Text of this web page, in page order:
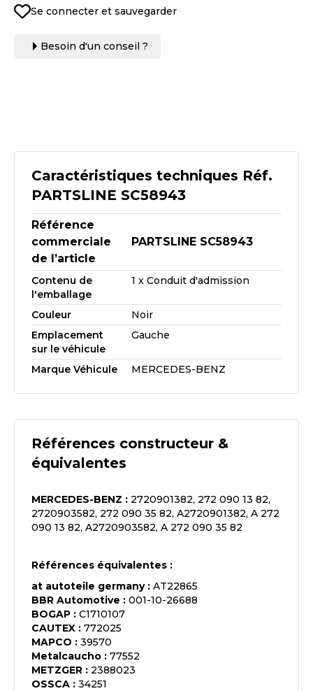
Caractéristiques techniques Réf.
PARTSLINE SC58943
Référence
commerciale
de l’article
PARTSLINE SC58943
Contenu de
l'emballage
1 x Conduit d'admission
Couleur
Noir
Emplacement
sur le véhicule
Gauche
Marque Véhicule MERCEDES-BENZ
Références constructeur &
équivalentes
MERCEDES-BENZ : 2720901382, 272 090 13 82,
2720903582, 272 090 35 82, A2720901382, A 272
090 13 82, A2720903582, A 272 090 35 82
Références équivalentes :
at autoteile germany: AT22865
BBR Automotive : 001-10-26688
BOGAP : C1710107
CAUTEX : 772025
MAPCO : 39570
Metalcaucho : 77552
METZGER : 2388023
OSSCA : 34251
Se connecter et sauvegarder
Besoin d'un conseil ?